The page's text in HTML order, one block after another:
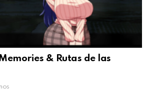
& Rutas de las